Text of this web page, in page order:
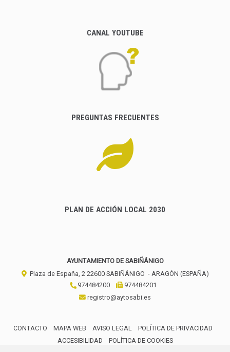
CANAL YOUTUBE
PREGUNTAS FRECUENTES
PLAN DE ACCIÓN LOCAL 2030
AYUNTAMIENTO DE SABIÑÁNIGO
Plaza de España, 2 22600 SABIÑÁNIGO - ARAGÓN (ESPAÑA)
974484200
974484201
registro@aytosabi.es
CONTACTO MAPA WEB AVISO LEGAL
POLÍTICA DE PRIVACIDAD
ACCESIBILIDAD
POLÍTICA DE COOKIES